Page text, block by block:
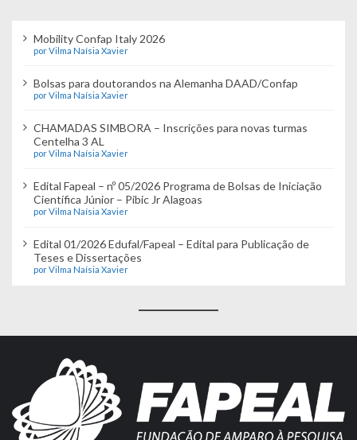
Mobility Confap Italy 2026
por Vilma Naísia Xavier
Bolsas para doutorandos na Alemanha DAAD/Confap
por Vilma Naísia Xavier
CHAMADAS SIMBORA – Inscrições para novas turmas
Centelha 3 AL
por Vilma Naísia Xavier
Edital Fapeal – nº 05/2026 Programa de Bolsas de Iniciação
Científica Júnior – Pibic Jr Alagoas
por Vilma Naísia Xavier
Edital 01/2026 Edufal/Fapeal – Edital para Publicação de
Teses e Dissertações
por Vilma Naísia Xavier